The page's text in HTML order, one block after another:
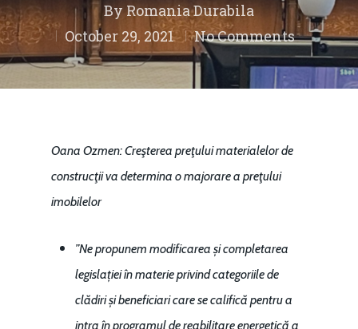
ByRomania Durabila
October 29, 2021
No Comments
Oana Ozmen: Creşterea preţului materialelor de
construcţii va determina o majorare a preţului
imobilelor
”Ne propunem modificarea și completarea
legislației în materie privind categoriile de
clădiri și beneficiari care se califică pentru a
intra în programul de reabilitare energetică a